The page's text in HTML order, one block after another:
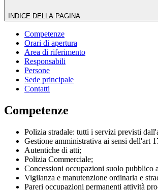
INDICE DELLA PAGINA
Competenze
Orari di apertura
Area di riferimento
Responsabili
Persone
Sede principale
Contatti
Competenze
Polizia stradale: tutti i servizi previsti
Gestione amministrativa ai sensi dell'art
Autentiche di atti;
Polizia Commerciale;
Concessioni occupazioni suolo pubblico
Vigilanza e manutenzione ordinaria e
Pareri occupazioni permanenti attività